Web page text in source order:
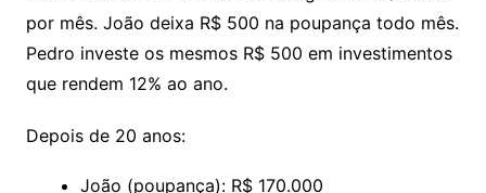
por mês. João deixa R$ 500 na poupança todo mês.
Pedro investe os mesmos R$ 500 em investimentos
que rendem 12% ao ano.
Depois de 20 anos:
João (poupança): R$ 170.000